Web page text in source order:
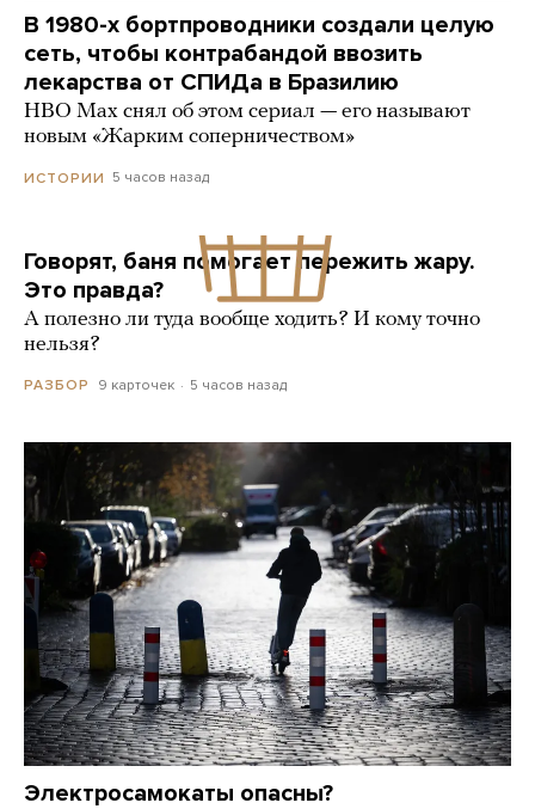
В 1980-х бортпроводники создали целую
сеть, чтобы контрабандой ввозить
лекарства от СПИДа в Бразилию
HBO Max снял об этом сериал — его называют
новым «Жарким соперничеством»
ИСТОРИИ 5 часов назад
Говорят, баня помогает пережить жару.
Это правда?
А полезно ли туда вообще ходить? И кому точно
нельзя?
РАЗБОР 9 карточек 5 часов назад
Электросамокаты опасны?